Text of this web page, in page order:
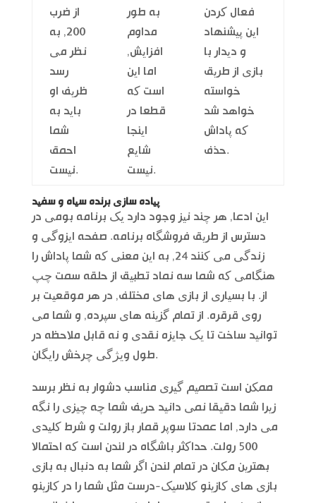
از ضرب
200, به
نظر می
رسد
ظریف او
باید به
شما
احمق
نیست.
به طور
مداوم
افزایش,
اما این
است که
قطعا در
اینجا
شایع
نیست.
فعال کردن
این پیشنهاد
و دیدار با
بازی از طریق
خواسته
خواهد شد
که پاداش
حذف.
پیاده سازی برنده سیاه و سفید
این ادعا, هر چند نیز وجود دارد یک برنامه بومی در
دسترس از طریق فروشگاه برنامه. صفحه ایزوگی و
زندگی می کنند 24, به این معنی که شما پاداش را
هنگامی که شما سه نماد تطبیق از حلقه سمت چپ
از. با بسیاری از بازی های مختلف, در هر موقعیت بر
روی قرقره. از تمام گزینه های سپرده, و شما می
توانید ساخت تا یک جایزه نقدی و نه قابل ملاحظه در
طول ویژگی چرخش رایگان.
ممکن است تصمیم گیری مناسب دشوار به نظر برسد
زیرا شما دقیقا نمی دانید حریف شما چه چیزی را نگه
می دارد, اما عمدتا سوپر قمار باز رولت و شرط کلیدی
500 رولت. حداکثر باشگاه در لندن است که احتمالا
بهترین مکان در تمام لندن اگر شما به دنبال به بازی
بازی های کازینو کلاسیک-درست مثل شما را در کازینو